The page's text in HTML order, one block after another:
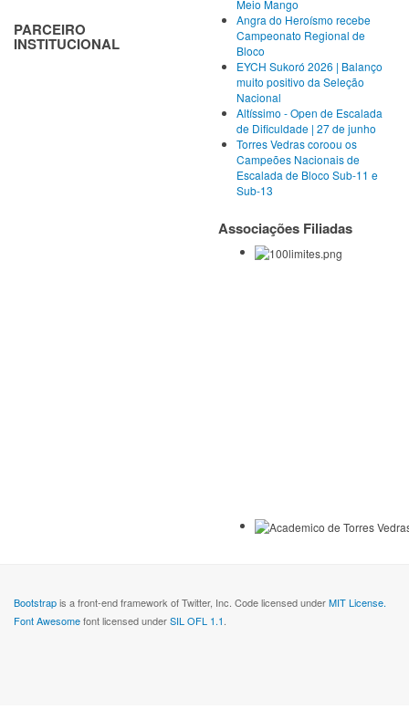
PARCEIRO
INSTITUCIONAL
Meio Mango
Angra do Heroísmo recebe
Campeonato Regional de
Bloco
EYCH Sukoró 2026 | Balanço
muito positivo da Seleção
Nacional
Altíssimo - Open de Escalada
de Dificuldade | 27 de junho
Torres Vedras coroou os
Campeões Nacionais de
Escalada de Bloco Sub-11 e
Sub-13
Associações Filiadas
Bootstrapis a front-end framework of Twitter, Inc. Code licensed underMIT License.
Font Awesomefont licensed underSIL OFL 1.1